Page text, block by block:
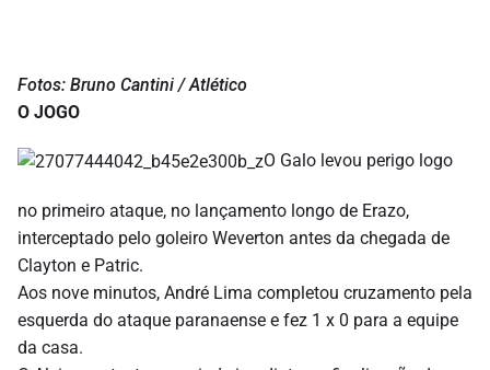
Fotos: Bruno Cantini / Atlético
O JOGO
O Galo levou perigo logo
no primeiro ataque, no lançamento longo de Erazo,
interceptado pelo goleiro Weverton antes da chegada de
Clayton e Patric.
Aos nove minutos, André Lima completou cruzamento pela
esquerda do ataque paranaense e fez 1 x 0 para a equipe
da casa.